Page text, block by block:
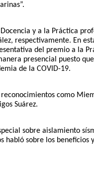
y a la Práctica
respectivamente. En
del premio a la
presencial puesto que
de la COVID-19.
como
Suárez.
sobre aislamiento
habló sobre los beneficios